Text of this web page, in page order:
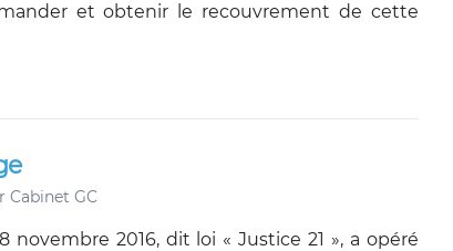
et obtenir le recouvrement de cette
Cabinet GC
novembre 2016, dit loi « Justice 21 », a opéré